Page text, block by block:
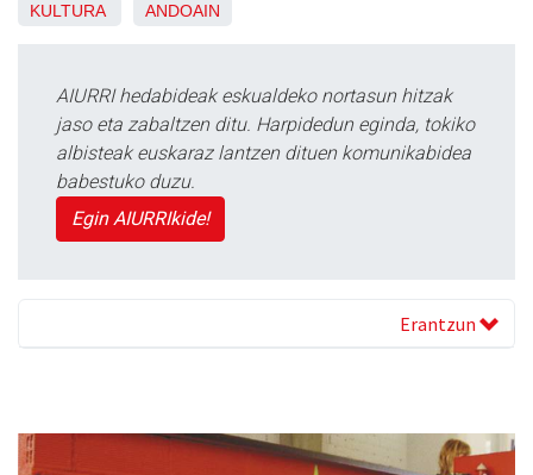
KULTURA ANDOAIN
AIURRI hedabideak eskualdeko nortasun hitzak
jaso eta zabaltzen ditu. Harpidedun eginda, tokiko
albisteak euskaraz lantzen dituen komunikabidea
babestuko duzu.
Egin AIURRIkide!
Erantzun